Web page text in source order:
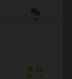
26
持ってる